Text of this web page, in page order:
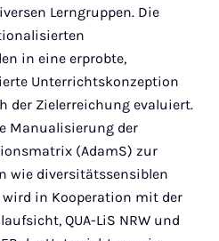
Lerngruppen. Die
in eine erprobte,
Unterrichtskonzeption
Zielerreichung evaluiert.
Manualisierung der
(AdamS) zur
wie diversitätssensiblen
in Kooperation mit der
QUA-LiS NRW und